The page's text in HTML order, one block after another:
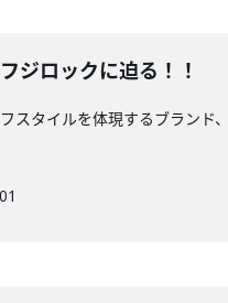
ジロックに迫る！！
スタイルを体現するブラン